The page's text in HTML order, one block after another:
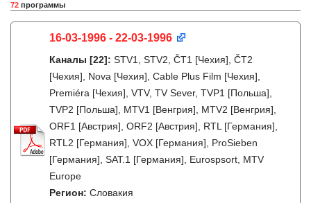
72 программы
16-03-1996 - 22-03-1996
Каналы [22]: STV1, STV2, ČT1 [Чехия], ČT2
[Чехия], Nova [Чехия], Cable Plus Film [Чехия],
Premiéra [Чехия], VTV, TV Sever, TVP1 [Польша],
TVP2 [Польша], MTV1 [Венгрия], MTV2 [Венгрия],
ORF1 [Австрия], ORF2 [Австрия], RTL [Германия],
RTL2 [Германия], VOX [Германия], ProSieben
[Германия], SAT.1 [Германия], Eurospsort, MTV
Europe
Регион: Словакия